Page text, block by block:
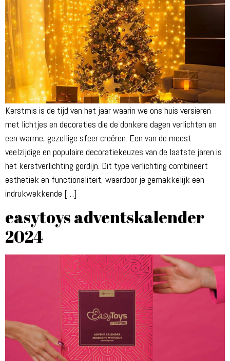
Kerstmis is de tijd van het jaar waarin we ons huis versieren
met lichtjes en decoraties die de donkere dagen verlichten en
een warme, gezellige sfeer creëren. Een van de meest
veelzijdige en populaire decoratiekeuzes van de laatste jaren is
het kerstverlichting gordijn. Dit type verlichting combineert
esthetiek en functionaliteit, waardoor je gemakkelijk een
indrukwekkende […]
easytoys adventskalender
2024